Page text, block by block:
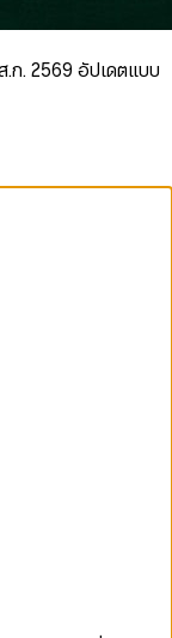
ก. 2569 อัปเดตแบบ